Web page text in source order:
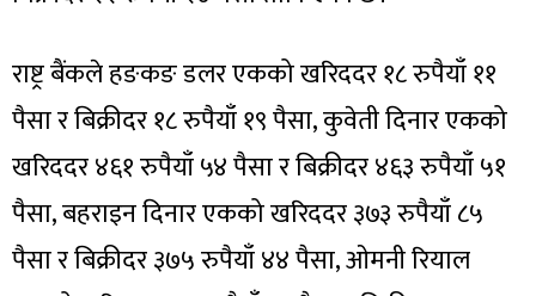
राष्ट्र बैंकले हङकङ डलर एकको खरिददर १८ रुपैयाँ ११
पैसा र बिक्रीदर १८ रुपैयाँ १९ पैसा, कुवेती दिनार एकको
खरिददर ४६१ रुपैयाँ ५४ पैसा र बिक्रीदर ४६३ रुपैयाँ ५१
पैसा, बहराइन दिनार एकको खरिददर ३७३ रुपैयाँ ८५
पैसा र बिक्रीदर ३७५ रुपैयाँ ४४ पैसा, ओमनी रियाल